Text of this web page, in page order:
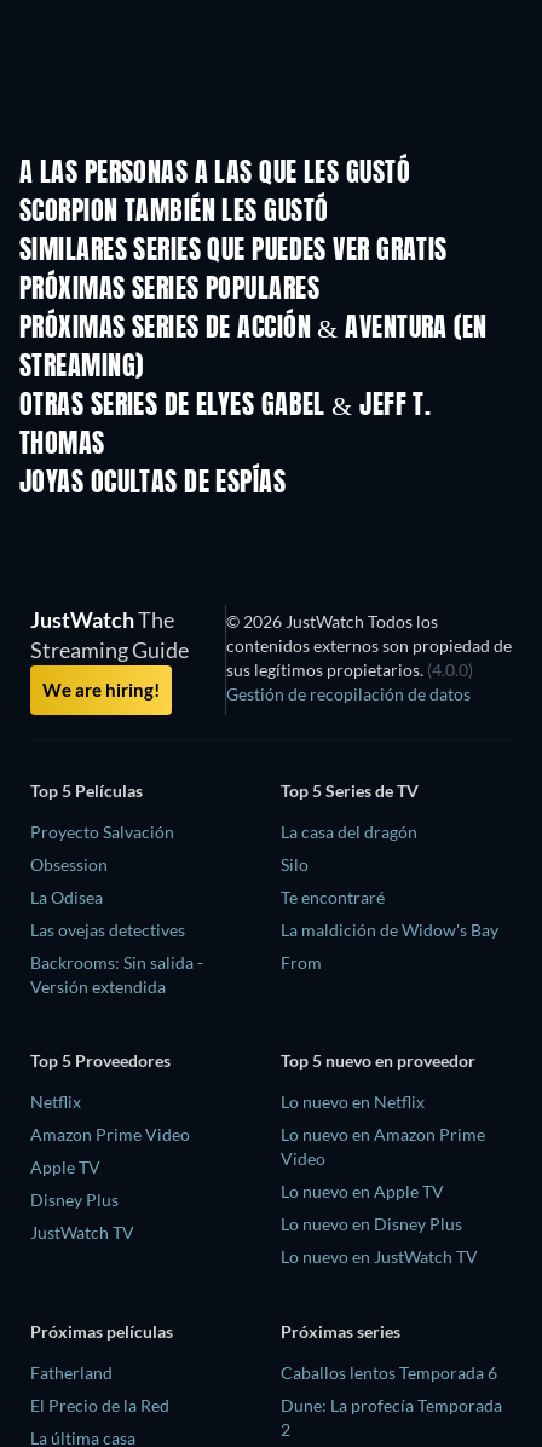
A LAS PERSONAS A LAS QUE LES GUSTÓ
SCORPION TAMBIÉN LES GUSTÓ
TV
SIMILARES SERIES QUE PUEDES VER GRATIS
TV TV
PRÓXIMAS SERIES POPULARES
TV
PRÓXIMAS SERIES DE ACCIÓN & AVENTURA (EN
STREAMING)Temporada 2
OTRAS SERIES DE ELYES GABEL & JEFF T.
THOMAS
JOYAS OCULTAS DE ESPÍAS
JustWatchThe
Streaming Guide
We are hiring!
© 2026 JustWatch Todos los
contenidos externos son propiedad de
sus legítimos propietarios. (4.0.0)
Gestión de recopilación de datos
Top 5 Películas
Proyecto Salvación
Obsession
La Odisea
Las ovejas detectives
Backrooms: Sin salida -
Versión extendida
Top 5 Series de TV
La casa del dragón
Silo
Te encontraré
La maldición de Widow's Bay
From
Top 5 Proveedores
Netflix
Amazon Prime Video
Apple TV
Disney Plus
JustWatch TV
Top 5 nuevo en proveedor
Lo nuevo en Netflix
Lo nuevo en Amazon Prime
Video
Lo nuevo en Apple TV
Lo nuevo en Disney Plus
Lo nuevo en JustWatch TV
Próximas películas
Fatherland
El Precio de la Red
La última casa
Próximas series
Caballos lentos Temporada 6
Dune: La profecía Temporada
2